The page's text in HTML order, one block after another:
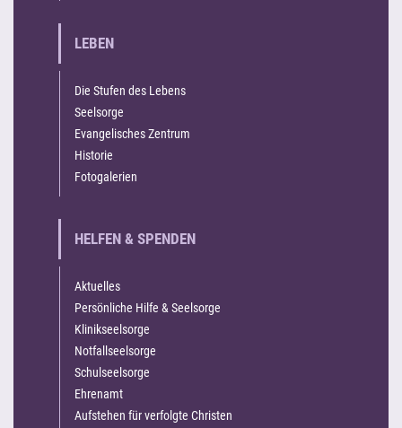
LEBEN
Die Stufen des Lebens
Seelsorge
Evangelisches Zentrum
Historie
Fotogalerien
HELFEN & SPENDEN
Aktuelles
Persönliche Hilfe & Seelsorge
Klinikseelsorge
Notfallseelsorge
Schulseelsorge
Ehrenamt
Aufstehen für verfolgte Christen